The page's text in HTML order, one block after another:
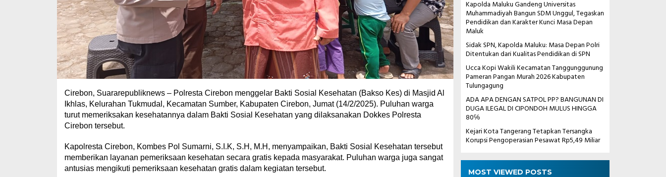
Cirebon, Suararepubliknews – Polresta Cirebon menggelar Bakti Sosial Kesehatan (Bakso Kes) di Masjid Al
Ikhlas, Kelurahan Tukmudal, Kecamatan Sumber, Kabupaten Cirebon, Jumat (14/2/2025). Puluhan warga
turut memeriksakan kesehatannya dalam Bakti Sosial Kesehatan yang dilaksanakan Dokkes Polresta
Cirebon tersebut.
Kapolresta Cirebon, Kombes Pol Sumarni, S.I.K, S.H, M.H, menyampaikan, Bakti Sosial Kesehatan tersebut
memberikan layanan pemeriksaan kesehatan secara gratis kepada masyarakat. Puluhan warga juga sangat
antusias mengikuti pemeriksaan kesehatan gratis dalam kegiatan tersebut.
Kapolda Maluku Gandeng Universitas
Muhammadiyah Bangun SDM Unggul, Tegaskan
Pendidikan dan Karakter Kunci Masa Depan
Maluk
Sidak SPN, Kapolda Maluku: Masa Depan Polri
Ditentukan dari Kualitas Pendidikan di SPN
Ucca Kopi Wakili Kecamatan Tanggunggunung
Pameran Pangan Murah 2026 Kabupaten
Tulungagung
ADA APA DENGAN SATPOL PP? BANGUNAN DI
DUGA ILEGAL DI CIPONDOH MULUS HINGGA
80℅
Kejari Kota Tangerang Tetapkan Tersangka
Korupsi Pengoperasian Pesawat Rp5,49 Miliar
MOST VIEWED POSTS